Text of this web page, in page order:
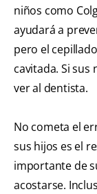
niños como
ayudará a
pero el
cavitada. Si
ver al dentista.
No cometa el
sus hijos es el
importante de
acostarse.